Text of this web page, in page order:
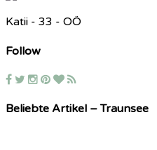
Katii - 33 - OÖ
Follow
Beliebte Artikel – Traunsee